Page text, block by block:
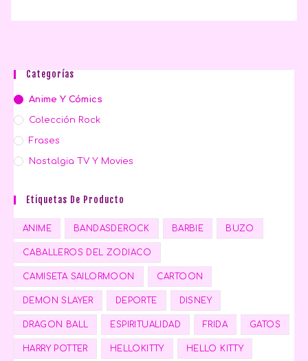
Categorías
Anime Y Cómics
Colección Rock
Frases
Nostalgia TV Y Movies
Etiquetas De Producto
ANIME BANDASDEROCK BARBIE BUZO
CABALLEROS DEL ZODIACO
CAMISETA SAILORMOON CARTOON
DEMON SLAYER DEPORTE DISNEY
DRAGON BALL ESPIRITUALIDAD FRIDA GATOS
HARRY POTTER HELLOKITTY HELLO KITTY